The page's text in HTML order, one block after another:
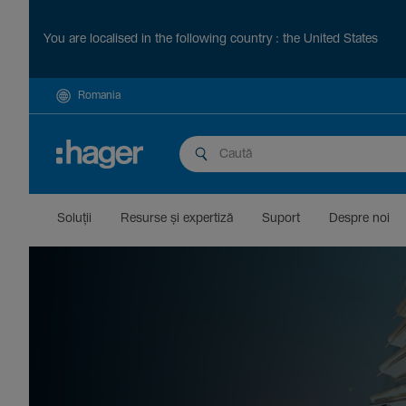
You are localised in the following country : the United States
Romania
Soluții Resurse și exper­tiză Suport Despre noi